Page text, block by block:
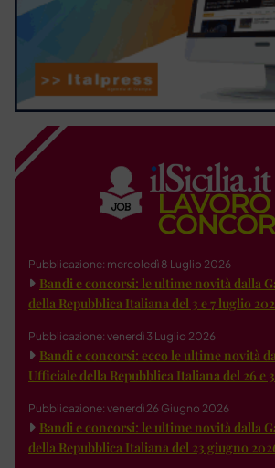
Pubblicazione: mercoledì 8 Luglio 2026
Bandi e concorsi: le ultime novità dalla
della Repubblica Italiana del 3 e 7 luglio
Pubblicazione: venerdì 3 Luglio 2026
Bandi e concorsi: ecco le ultime novità
Ufficiale della Repubblica Italiana del 26 e
Pubblicazione: venerdì 26 Giugno 2026
Bandi e concorsi: le ultime novità dalla
della Repubblica Italiana del 23 giugno